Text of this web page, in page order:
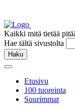
Kaikki mitä tietää
Hae tältä sivustolta
Haku
Etusivu
100 tuoreinta
Suurimmat